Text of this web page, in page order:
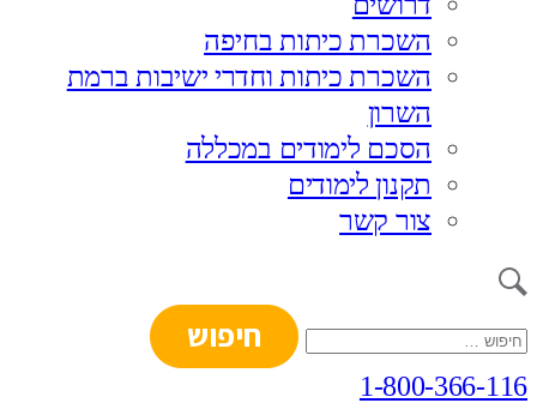
השכרת כיתות בחיפה
השכרת כיתות וחדרי ישיבות ברמת
השרון
הסכם לימודים במכללה
תקנון לימודים
צור קשר
חיפוש:
1-800-366-116